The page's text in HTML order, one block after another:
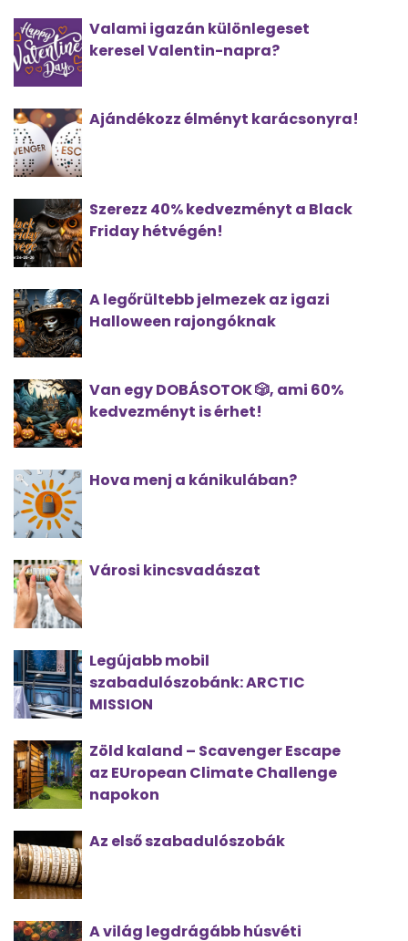
Valami igazán különlegeset
keresel Valentin-napra?
Ajándékozz élményt karácsonyra!
Szerezz 40% kedvezményt a Black
Friday hétvégén!
A legőrültebb jelmezek az igazi
Halloween rajongóknak
Van egy DOBÁSOTOK 🎲, ami 60%
kedvezményt is érhet!
Hova menj a kánikulában?
Városi kincsvadászat
Legújabb mobil
szabadulószobánk: ARCTIC
MISSION
Zöld kaland – Scavenger Escape
az EUropean Climate Challenge
napokon
Az első szabadulószobák
A világ legdrágább húsvéti